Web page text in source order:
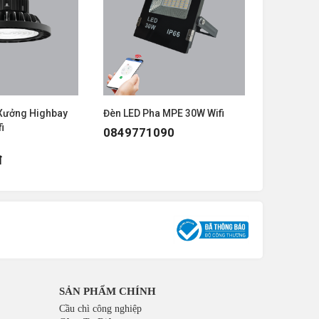
Highbay
Đèn LED Pha MPE 30W Wifi
0849771090
SẢN PHẨM CHÍNH
Cầu chì công nghiệp